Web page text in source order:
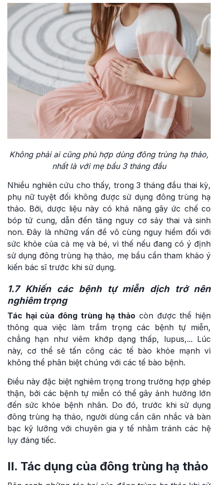
Không phải ai cũng phù hợp dùng đông trùng hạ thảo,
nhất là với mẹ bầu 3 tháng đầu
Nhiều nghiên cứu cho thấy, trong 3 tháng đầu thai kỳ,
phụ nữ tuyệt đối không được sử dụng đông trùng hạ
thảo. Bởi, dược liệu này có khả năng gây ức chế co
bóp tử cung, dẫn đến tăng nguy cơ sảy thai và sinh
non. Đây là những vấn đề vô cùng nguy hiểm đối với
sức khỏe của cả mẹ và bé, vì thế nếu đang có ý định
sử dụng đông trùng hạ thảo, mẹ bầu cần tham khảo ý
kiến bác sĩ trước khi sử dụng.
1.7 Khiến các bệnh tự miễn dịch trở nên
nghiêm trọng
Tác hại của đông trùng hạ thảo còn được thể hiện
thông qua việc làm trầm trọng các bệnh tự miễn,
chẳng hạn như viêm khớp dạng thấp, lupus,... Lúc
này, cơ thể sẽ tấn công các tế bào khỏe mạnh vì
không thể phân biệt chúng với các tế bào bệnh.
Điều này đặc biệt nghiêm trọng trong trường hợp ghép
thận, bởi các bệnh tự miễn có thể gây ảnh hưởng lớn
đến sức khỏe bệnh nhân. Do đó, trước khi sử dụng
đông trùng hạ thảo, người dùng cần cân nhắc và bàn
bạc kỹ lưỡng với chuyên gia y tế nhằm tránh các hệ
lụy đáng tiếc.
II. Tác dụng của đông trùng hạ thảo